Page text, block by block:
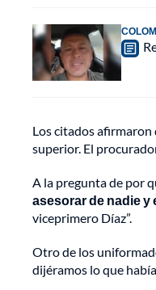
Los citados afirmaron
superior. El
A la pregunta de por
asesorar de nadie y
viceprimero Díaz”.
Otro de los
dijéramos lo que